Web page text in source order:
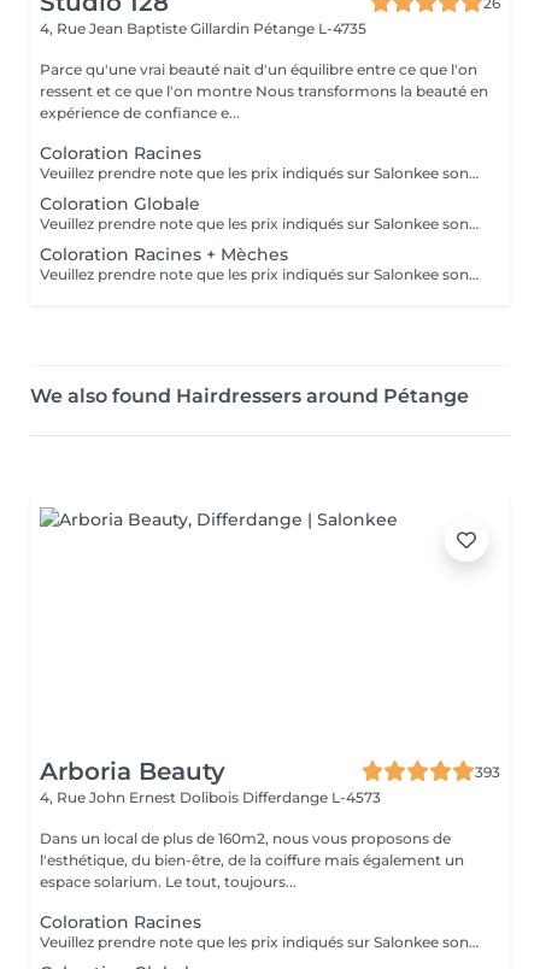
4, Rue Jean Baptiste Gillardin Pétange L-4735
Parce qu'une vrai beauté nait d'un équilibre entre ce que l'on
ressent et ce que l'on montre Nous transformons la beauté en
expérience de confiance e...
Coloration Racines
Veuillez prendre note que les prix indiqués sur Salonkee sont communiqués à titre informatif et s'entendent de base. Ces derniers sont susceptibles de varier selon le diagnostic réalisé à votre arrivée au salon et l'expertise du professionnel à qui vous confiez votre beauté. Dans tous les cas, un devis précis vous sera proposé et toutes réalisations de prestations seront effectuées avec votre accord. Un grand merci d'avance pour votre compréhension. Au plaisir de vous recevoir très vite.
Coloration Globale
Veuillez prendre note que les prix indiqués sur Salonkee sont communiqués à titre informatif et s'entendent de base. Ces derniers sont susceptibles de varier selon le diagnostic réalisé à votre arrivée au salon et l'expertise du professionnel à qui vous confiez votre beauté. Dans tous les cas, un devis précis vous sera proposé et toutes réalisations de prestations seront effectuées avec votre accord. Un grand merci d'avance pour votre compréhension. Au plaisir de vous recevoir très vite.
Coloration Racines + Mèches
Veuillez prendre note que les prix indiqués sur Salonkee sont communiqués à titre informatif et s'entendent de base. Ces derniers sont susceptibles de varier selon le diagnostic réalisé à votre arrivée au salon et l'expertise du professionnel à qui vous confiez votre beauté. Dans tous les cas, un devis précis vous sera proposé et toutes réalisations de prestations seront effectuées avec votre accord. Un grand merci d'avance pour votre compréhension. Au plaisir de vous recevoir très vite.
We also found Hairdressers around Pétange
Arboria Beauty
393
4, Rue John Ernest Dolibois Differdange L-4573
Dans un local de plus de 160m2, nous vous proposons de
l'esthétique, du bien-être, de la coiffure mais également un
espace solarium. Le tout, toujours...
Coloration Racines
Veuillez prendre note que les prix indiqués sur Salonkee sont communiqués à titre informatif et s'entendent de base. Ces derniers sont susceptibles de varier selon le diagnostic réalisé à votre arrivée au salon et l'expertise du professionnel à qui vous confiez votre beauté. Dans tous les cas, un devis précis vous sera proposé et toutes réalisations de prestations seront effectuées avec votre accord. Un grand merci d'avance pour votre compréhension. Au plaisir de vous recevoir très vite.